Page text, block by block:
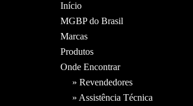
Início
MGBP do Brasil
Marcas
Produtos
Onde Encontrar
» Revendedores
» Assistência Técnica